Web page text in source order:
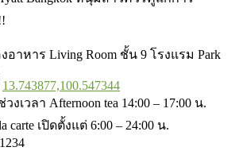
อาหาร Living Room ชั้น 9 โรงแรม Park
13.743877,100.547344
วงเวลา Afternoon tea 14:00 – 17:00 น.
carte เปิดตั้งแต่ 6:00 – 24:00 น.